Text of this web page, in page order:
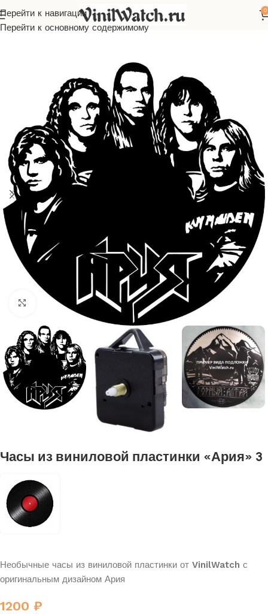
Перейти к навигации
Перейти к основному содержимому
0
Главная Часы из виниловой пластинки Русская музыка
Нажмите, чтобы увеличить
Часы из виниловой пластинки «Ария» 3
Необычные часы из виниловой пластинки от VinilWatch с
оригинальным дизайном Ария
1200 ₽